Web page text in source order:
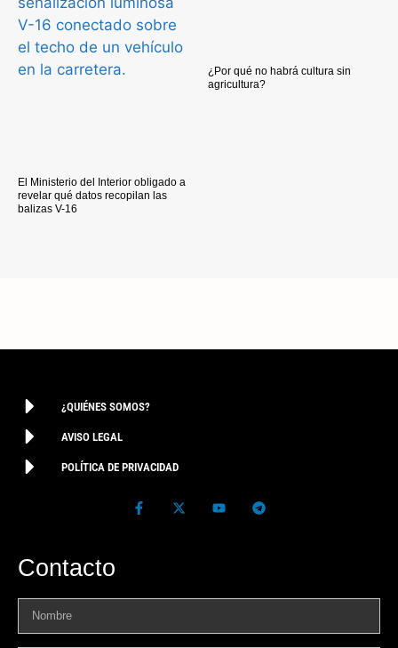
El Ministerio del Interior obligado a
revelar qué datos recopilan las
balizas V-16
¿Por qué no habrá cultura sin
agricultura?
¿QUIÉNES SOMOS?
AVISO LEGAL
POLÍTICA DE PRIVACIDAD
Contacto